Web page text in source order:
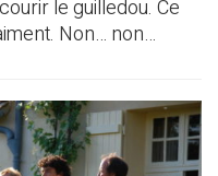
le guilledou. Ce
Non… non…